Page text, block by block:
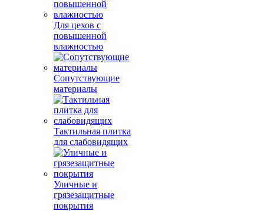
Для цехов с
повышенной
влажностью
Сопутствующие
материалы
Тактильная плитка
для слабовидящих
Уличные и
грязезащитные
покрытия